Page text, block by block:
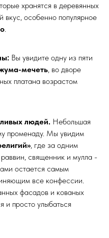
хранятся в деревянных
вкус, особенно популярное
.
Вы увидите одну из пяти
мечеть, во дворе
платана возрастом
людей. Небольшая
променаду. Мы увидим
, где за одним
священник и мулла -
остается самым
все конфессии.
фасадов и кованых
и просто улыбаться